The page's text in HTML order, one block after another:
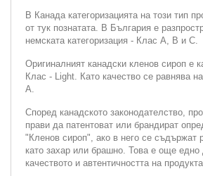
В Канада категоризацията на този тип
от тук познатата. В България е
немската категоризация - Клас А, В и С.
Оригиналният канадски кленов сироп е
Клас - Light. Като качество се равнява
А.
Според канадското законодателство,
прави да патентоват или брандират
"Кленов сироп", ако в него се съдържат
като захар или брашно. Това е още едно
качеството и автентичността на продукта.